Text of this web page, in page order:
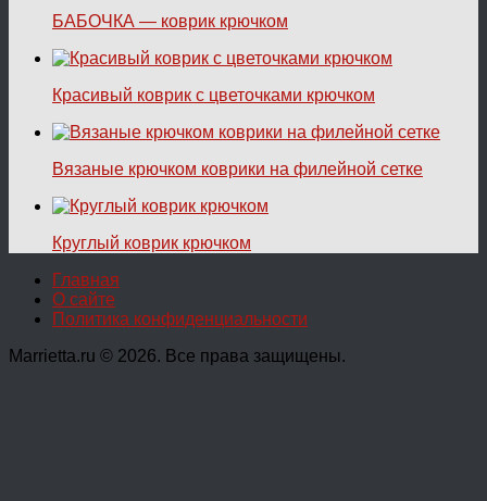
БАБОЧКА — коврик крючком
Красивый коврик с цветочками крючком
Вязаные крючком коврики на филейной сетке
Круглый коврик крючком
Главная
О сайте
Политика конфиденциальности
Marrietta.ru © 2026. Все права защищены.